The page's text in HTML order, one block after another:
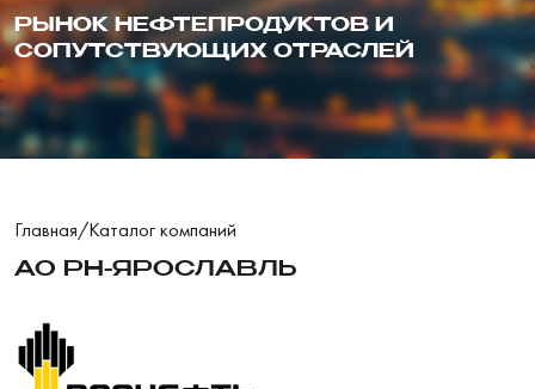
РЫНОК НЕФТЕПРОДУКТОВ И
СОПУТСТВУЮЩИХ ОТРАСЛЕЙ
Главная/Каталог компаний
АО РН-ЯРОСЛАВЛЬ